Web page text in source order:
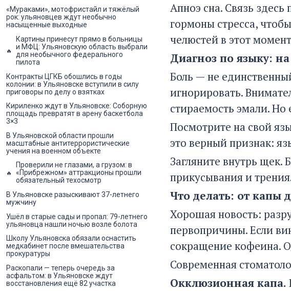
Апноэ сна. Связь
гормоны стресса,
челюстей в этот
Диагноз по языку:
Боль — не
игнорировать.
стираемость эмали.
Посмотрите на свой
это верный признак:
Загляните внутрь щек.
прикусывания и
Что делать: от капы
Хорошая новость:
первопричины. Если
сокращение кофеина.
Современная
Окклюзионная капа.
«Мураками», мотофристайл и тяжёлый
рок: ульяновцев ждут необычно
насыщенные выходные
Картины принесут прямо в больницы
и МФЦ: Ульяновскую область выбрали
для необычного федерального
пилота
Контракты ЦГКБ обошлись в годы
колонии: в Ульяновске вступили в силу
приговоры по делу о взятках
Кириленко ждут в Ульяновске: Соборную
площадь превратят в арену баскетбола
3×3
В Ульяновской области прошли
масштабные антитеррористические
учения на военном объекте
Проверили не глазами, а грузом: в
«Прибрежном» аттракционы прошли
обязательный техосмотр
В Ульяновске разыскивают 37-летнего
мужчину
Ушёл в старые сады и пропал: 79-летнего
ульяновца нашли ночью возле болота
Школу Ульяновска обязали оснастить
медкабинет после вмешательства
прокуратуры
Раскопали — теперь очередь за
асфальтом: в Ульяновске ждут
восстановления ещё 82 участка